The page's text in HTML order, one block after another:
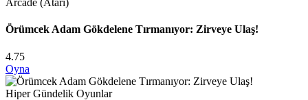
Arcade (Atari)
Örümcek Adam Gökdelene Tırmanıyor: Zirveye Ulaş!
4.75
Oyna
Hiper Gündelik Oyunlar